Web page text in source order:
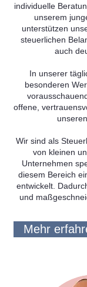
individuelle
unserem
unterstützen
steuerlichen
auch
In unserer
besonderen
offene,
Wir sind als
von kleinen
Unternehmen
diesem Bereich
entwickelt.
und
Mehr